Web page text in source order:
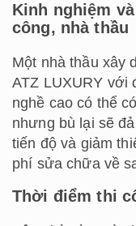
Kinh nghiệm
công, nhà thầu
Một nhà thầu xây
ATZ LUXURY với
nghề cao có thể
nhưng bù lại sẽ
tiến độ và giảm
phí sửa chữa về
Thời điểm thi